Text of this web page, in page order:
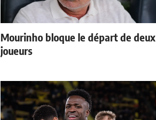
Mourinho bloque le départ de deux
joueurs